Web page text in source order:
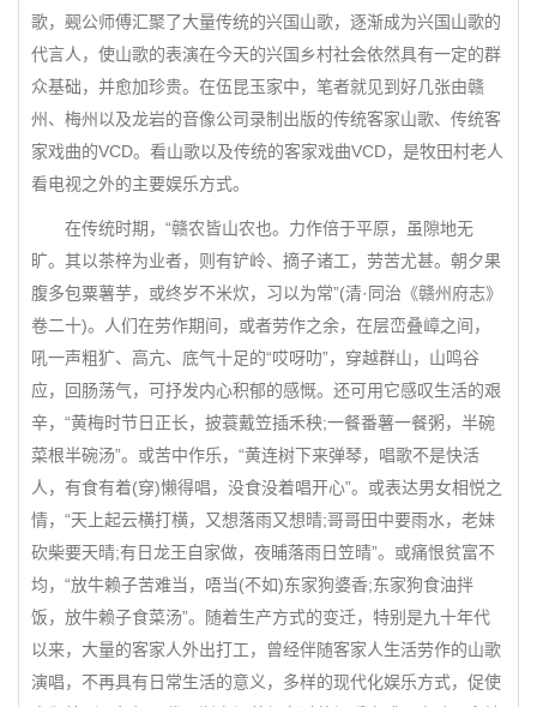
歌，觋公师傅汇聚了大量传统的兴国山歌，逐渐成为兴国山歌的
代言人，使山歌的表演在今天的兴国乡村社会依然具有一定的群
众基础，并愈加珍贵。在伍昆玉家中，笔者就见到好几张由赣
州、梅州以及龙岩的音像公司录制出版的传统客家山歌、传统客
家戏曲的VCD。看山歌以及传统的客家戏曲VCD，是牧田村老人
看电视之外的主要娱乐方式。
在传统时期，“赣农皆山农也。力作倍于平原，虽隙地无
旷。其以茶梓为业者，则有铲岭、摘子诸工，劳苦尤甚。朝夕果
腹多包粟薯芋，或终岁不米炊，习以为常”(清·同治《赣州府志》
卷二十)。人们在劳作期间，或者劳作之余，在层峦叠嶂之间，
吼一声粗犷、高亢、底气十足的“哎呀叻”，穿越群山，山鸣谷
应，回肠荡气，可抒发内心积郁的感慨。还可用它感叹生活的艰
辛，“黄梅时节日正长，披蓑戴笠插禾秧;一餐番薯一餐粥，半碗
菜根半碗汤”。或苦中作乐，“黄连树下来弹琴，唱歌不是快活
人，有食有着(穿)懒得唱，没食没着唱开心”。或表达男女相悦之
情，“天上起云横打横，又想落雨又想晴;哥哥田中要雨水，老妹
砍柴要天晴;有日龙王自家做，夜晡落雨日笠晴”。或痛恨贫富不
均，“放牛赖子苦难当，唔当(不如)东家狗婆香;东家狗食油拌
饭，放牛赖子食菜汤”。随着生产方式的变迁，特别是九十年代
以来，大量的客家人外出打工，曾经伴随客家人生活劳作的山歌
演唱，不再具有日常生活的意义，多样的现代化娱乐方式，促使